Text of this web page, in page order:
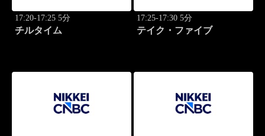
17:20-17:25 5分
チルタイム
17:25-17:30 5分
テイク・ファイブ